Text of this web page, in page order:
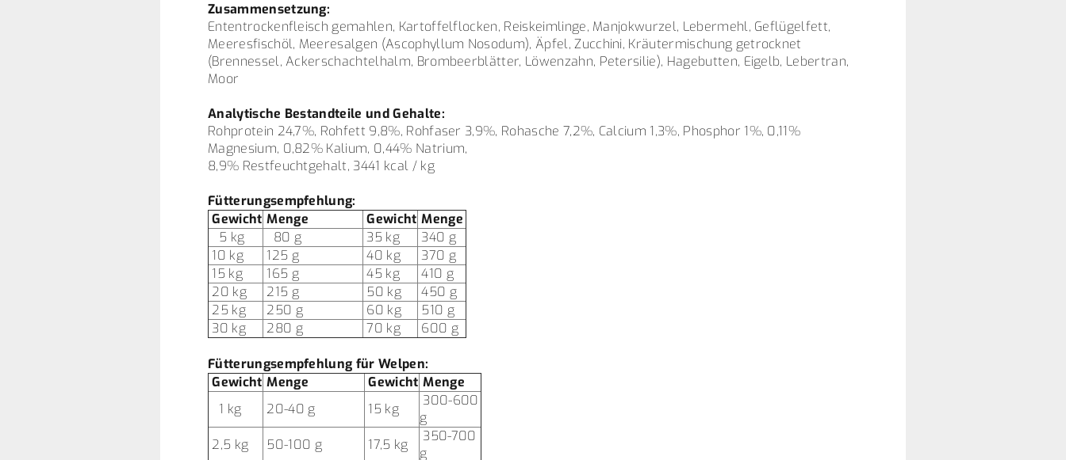
Zusammensetzung:
Ententrockenfleisch gemahlen, Kartoffelflocken, Reiskeimlinge, Manjokwurzel, Lebermehl, Geflügelfett,
Meeresfischöl, Meeresalgen (Ascophyllum Nosodum), Äpfel, Zucchini, Kräutermischung getrocknet
(Brennessel, Ackerschachtelhalm, Brombeerblätter, Löwenzahn, Petersilie), Hagebutten, Eigelb, Lebertran,
Moor
Analytische Bestandteile und Gehalte:
Rohprotein 24,7%, Rohfett 9,8%, Rohfaser 3,9%, Rohasche 7,2%, Calcium 1,3%, Phosphor 1%, 0,11%
Magnesium, 0,82% Kalium, 0,44% Natrium,
8,9% Restfeuchtgehalt, 3441 kcal / kg
Fütterungsempfehlung:
Gewicht Menge Gewicht Menge
5 kg
80 g 35 kg
340 g
10 kg
125 g 40 kg
370 g
15 kg
165 g 45 kg
410 g
20 kg
215 g 50 kg
450 g
25 kg
250 g 60 kg
510 g
30 kg
280 g 70 kg 600 g
Fütterungsempfehlung für Welpen:
Gewicht Menge Gewicht Menge
1 kg
20-40 g 15 kg
300-600
g
2,5 kg
50-100 g 17,5 kg
350-700
g